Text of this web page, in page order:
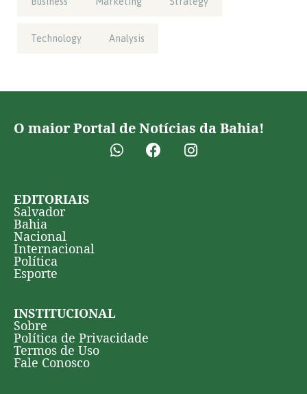
Technology Analysis
O maior Portal de Notícias da Bahia!
EDITORIAIS
Salvador
Bahia
Nacional
Internacional
Política
Esporte
INSTITUCIONAL
Sobre
Política de Privacidade
Termos de Uso
Fale Conosco